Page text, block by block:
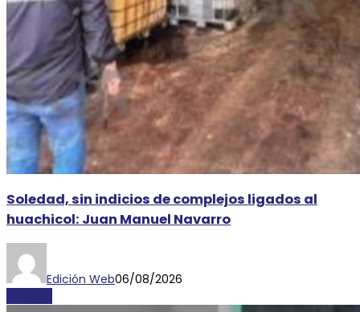
Soledad, sin indicios de complejos ligados al
huachicol: Juan Manuel Navarro
Edición Web06/08/2026